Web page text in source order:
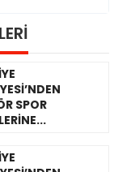
SPOR